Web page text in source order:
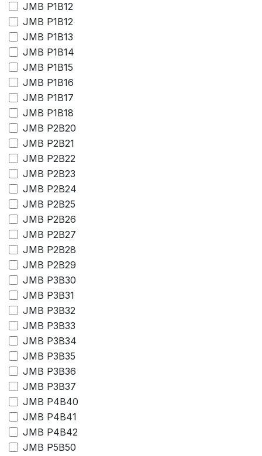
JMB P1B12
JMB P1B12
JMB P1B13
JMB P1B14
JMB P1B15
JMB P1B16
JMB P1B17
JMB P1B18
JMB P2B20
JMB P2B21
JMB P2B22
JMB P2B23
JMB P2B24
JMB P2B25
JMB P2B26
JMB P2B27
JMB P2B28
JMB P2B29
JMB P3B30
JMB P3B31
JMB P3B32
JMB P3B33
JMB P3B34
JMB P3B35
JMB P3B36
JMB P3B37
JMB P4B40
JMB P4B41
JMB P4B42
JMB P5B50